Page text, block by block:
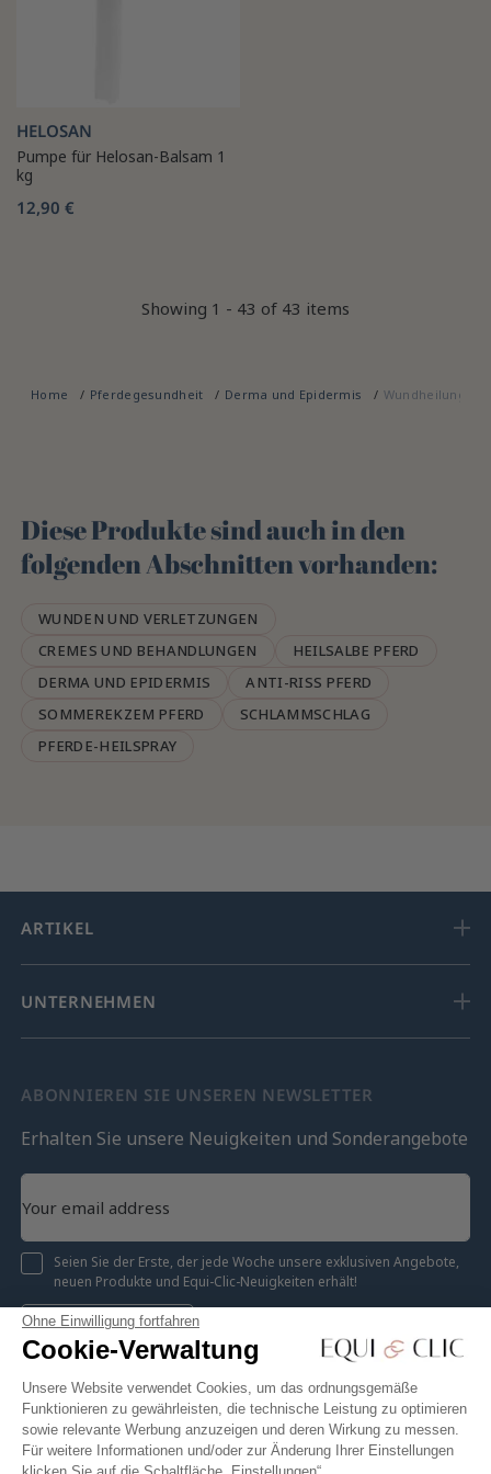
Ohne Einwilligung fortfahren
Cookie-Verwaltung
Unsere Website verwendet Cookies, um das ordnungsgemäße
Funktionieren zu gewährleisten, die technische Leistung zu optimieren
sowie relevante Werbung anzuzeigen und deren Wirkung zu messen.
Für weitere Informationen und/oder zur Änderung Ihrer Einstellungen
klicken Sie auf die Schaltfläche „Einstellungen“.
HELOSAN
Pumpe für Helosan-Balsam 1
kg
12,90 €
Showing 1 - 43 of 43 items
Home Pferdegesundheit Derma und Epidermis Wundheilung
Diese Produkte sind auch in den
folgenden Abschnitten vorhanden:
WUNDEN UND VERLETZUNGEN
CREMES UND BEHANDLUNGEN
HEILSALBE PFERD
DERMA UND EPIDERMIS
ANTI-RISS PFERD
SOMMEREKZEM PFERD
SCHLAMMSCHLAG
PFERDE-HEILSPRAY
ARTIKEL
UNTERNEHMEN
ABONNIEREN SIE UNSEREN NEWSLETTER
Erhalten Sie unsere Neuigkeiten und Sonderangebote
Seien Sie der Erste, der jede Woche unsere exklusiven Angebote,
neuen Produkte und Equi-Clic-Neuigkeiten erhält!
Registrieren
Facebook Twitter
YouTube
Pinterest
Instagram